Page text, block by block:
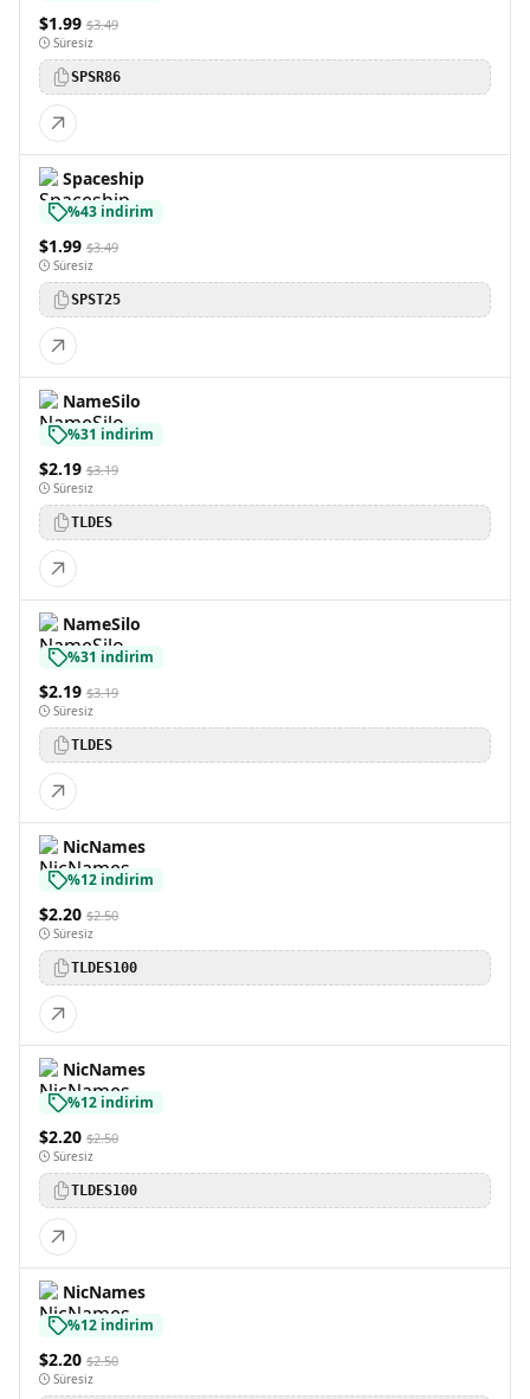
$1.99 $3.49
Süresiz
SPSR86
Spaceship
%43 indirim
$1.99 $3.49
Süresiz
SPST25
NameSilo
%31 indirim
$2.19 $3.19
Süresiz
TLDES
NameSilo
%31 indirim
$2.19 $3.19
Süresiz
TLDES
NicNames
%12 indirim
$2.20 $2.50
Süresiz
TLDES100
NicNames
%12 indirim
$2.20 $2.50
Süresiz
TLDES100
NicNames
%12 indirim
$2.20 $2.50
Süresiz